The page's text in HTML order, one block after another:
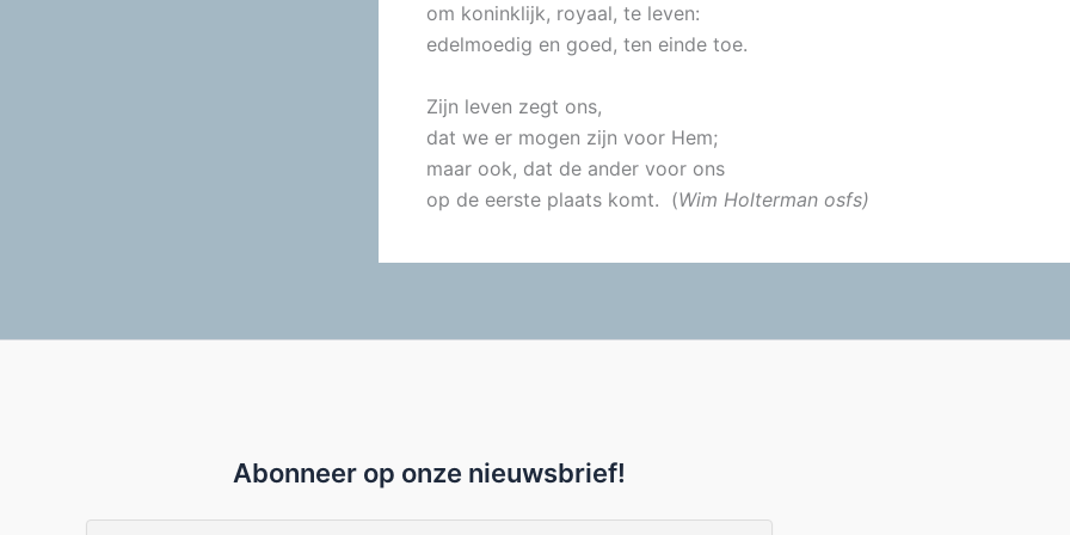
om koninklijk, royaal, te leven:
edelmoedig en goed, ten einde toe.
Zijn leven zegt ons,
dat we er mogen zijn voor Hem;
maar ook, dat de ander voor ons
op de eerste plaats komt. (Wim Holterman osfs)
Abonneer op onze nieuwsbrief!